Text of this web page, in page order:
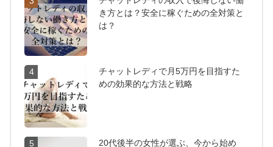
き方とは？安全に稼ぐための全対策と
は？
4
チャットレディで月5万円を目指すた
めの効果的な方法と戦略
5 20代後半の女性が選ぶ、今から始め